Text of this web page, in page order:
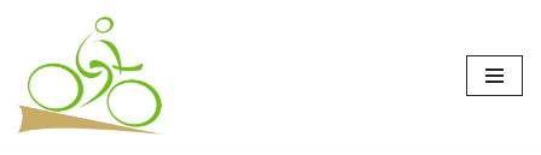
Saltar
al
contenido